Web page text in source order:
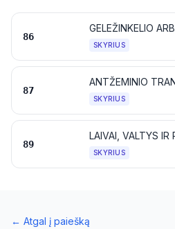
86
SKYRIUS
87
SKYRIUS
89
SKYRIUS
← Atgal į paiešką